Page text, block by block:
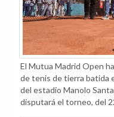
El Mutua Madrid Open
de tenis de tierra batida
del estadio Manolo
disputará el torneo, del